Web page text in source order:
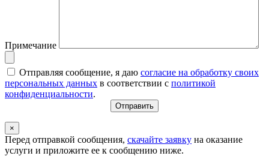
Примечание
Отправляя сообщение, я даю согласие на обработку своих
персональных данных в соответствии с политикой
конфиденциальности.
×
Перед отправкой сообщения, скачайте заявку на оказание
услуги и приложите ее к сообщению ниже.